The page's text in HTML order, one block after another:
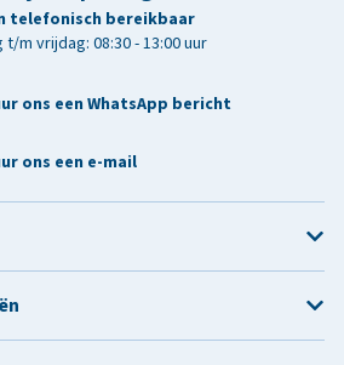
telefonisch bereikbaar
t/m vrijdag: 08:30 - 13:00 uur
ons een WhatsApp bericht
ons een e-mail